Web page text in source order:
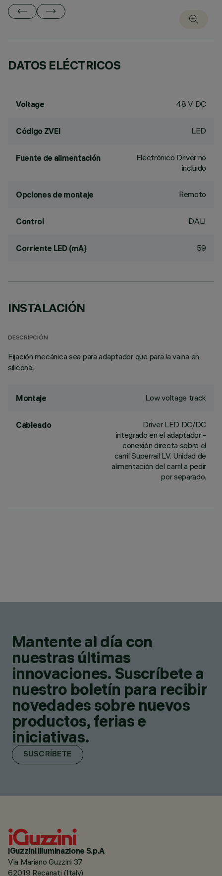
DATOS ELÉCTRICOS
Voltage 48 V DC
Código ZVEI LED
Fuente de alimentación
Electrónico Driver no
incluido
Opciones de montaje Remoto
Control DALI
Corriente LED (mA) 59
INSTALACIÓN
DESCRIPCIÓN
Fijación mecánica sea para adaptador que para la vaina en
silicona.;
Montaje Low voltage track
Cableado
Driver LED DC/DC
integrado en el adaptador -
conexión directa sobre el
carril Superrail LV. Unidad de
alimentación del carril a pedir
por separado.
Mantente al día con
nuestras últimas
innovaciones. Suscríbete a
nuestro boletín para recibir
novedades sobre nuevos
productos, ferias e
iniciativas.
SUSCRÍBETE
iGuzzini illuminazione S.p.A
Via Mariano Guzzini 37
62019 Recanati (Italy)